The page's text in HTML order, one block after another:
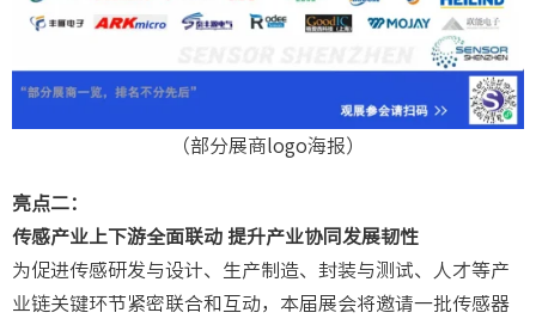
（部分展商logo海报）
亮点二：
传感产业上下游全面联动 提升产业协同发展韧性
为促进传感研发与设计、生产制造、封装与测试、人才等产
业链关键环节紧密联合和互动，本届展会将邀请一批传感器